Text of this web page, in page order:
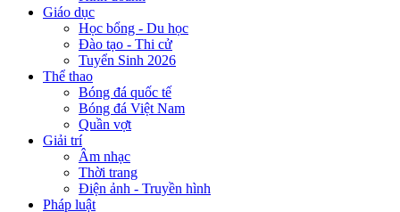
Giáo dục
Học bổng - Du học
Đào tạo - Thi cử
Tuyển Sinh 2026
Thể thao
Bóng đá quốc tế
Bóng đá Việt Nam
Quần vợt
Giải trí
Âm nhạc
Thời trang
Điện ảnh - Truyền hình
Pháp luật